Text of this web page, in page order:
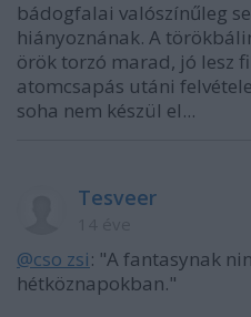
bádogfalai valószínűleg
hiányoznának. A
örök torzó marad, jó lesz
atomcsapás utáni
soha nem készül el...
Tesveer
@cso zsi: "A fantasynak
hétköznapokban."